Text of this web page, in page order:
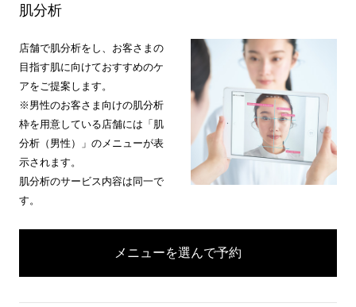
肌分析
店舗で肌分析をし、お客さまの
目指す肌に向けておすすめのケ
アをご提案します。
※男性のお客さま向けの肌分析
枠を用意している店舗には「肌
分析（男性）」のメニューが表
示されます。
肌分析のサービス内容は同一で
す。
メニューを選んで予約